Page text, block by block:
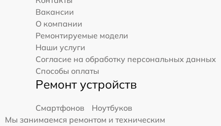
Вакансии
О компании
Ремонтируемые модели
Наши услуги
Согласие на обработку персональных данных
Способы оплаты
Ремонт устройств
Смартфонов
Ноутбуков
Мы занимаемся ремонтом и техническим